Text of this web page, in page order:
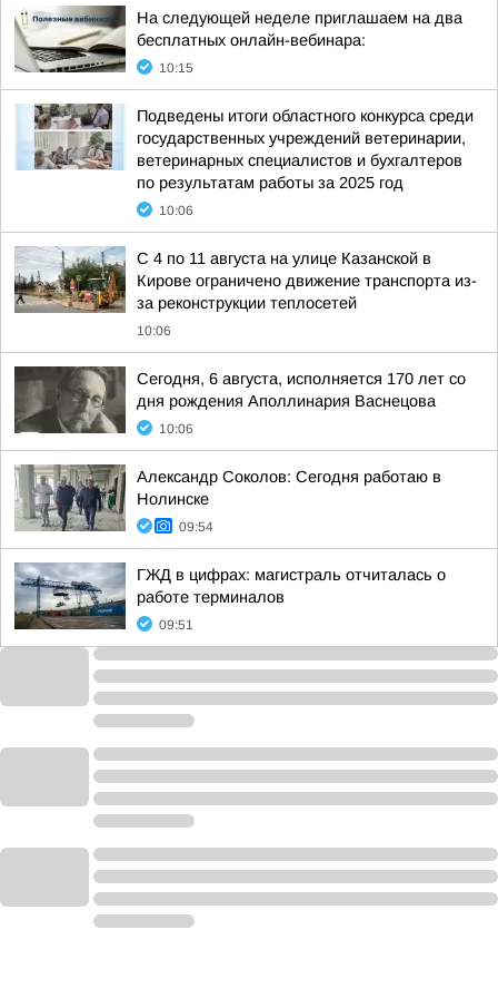
На следующей неделе приглашаем на два
бесплатных онлайн-вебинара:
10:15
Подведены итоги областного конкурса среди
государственных учреждений ветеринарии,
ветеринарных специалистов и бухгалтеров
по результатам работы за 2025 год
10:06
С 4 по 11 августа на улице Казанской в
Кирове ограничено движение транспорта из-
за реконструкции теплосетей
10:06
Сегодня, 6 августа, исполняется 170 лет со
дня рождения Аполлинария Васнецова
10:06
Александр Соколов: Сегодня работаю в
Нолинске
09:54
ГЖД в цифрах: магистраль отчиталась о
работе терминалов
09:51